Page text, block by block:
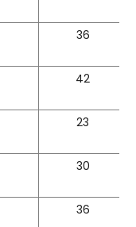
36
42
23
30
36